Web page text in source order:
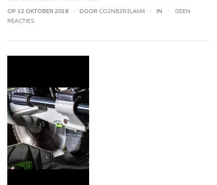
OP 12 OKTOBER 2018 DOOR CO2NB2R3LAM4 IN
GEEN
REACTIES